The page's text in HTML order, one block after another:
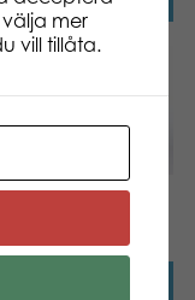
Dumper
mer
vill tillåta.